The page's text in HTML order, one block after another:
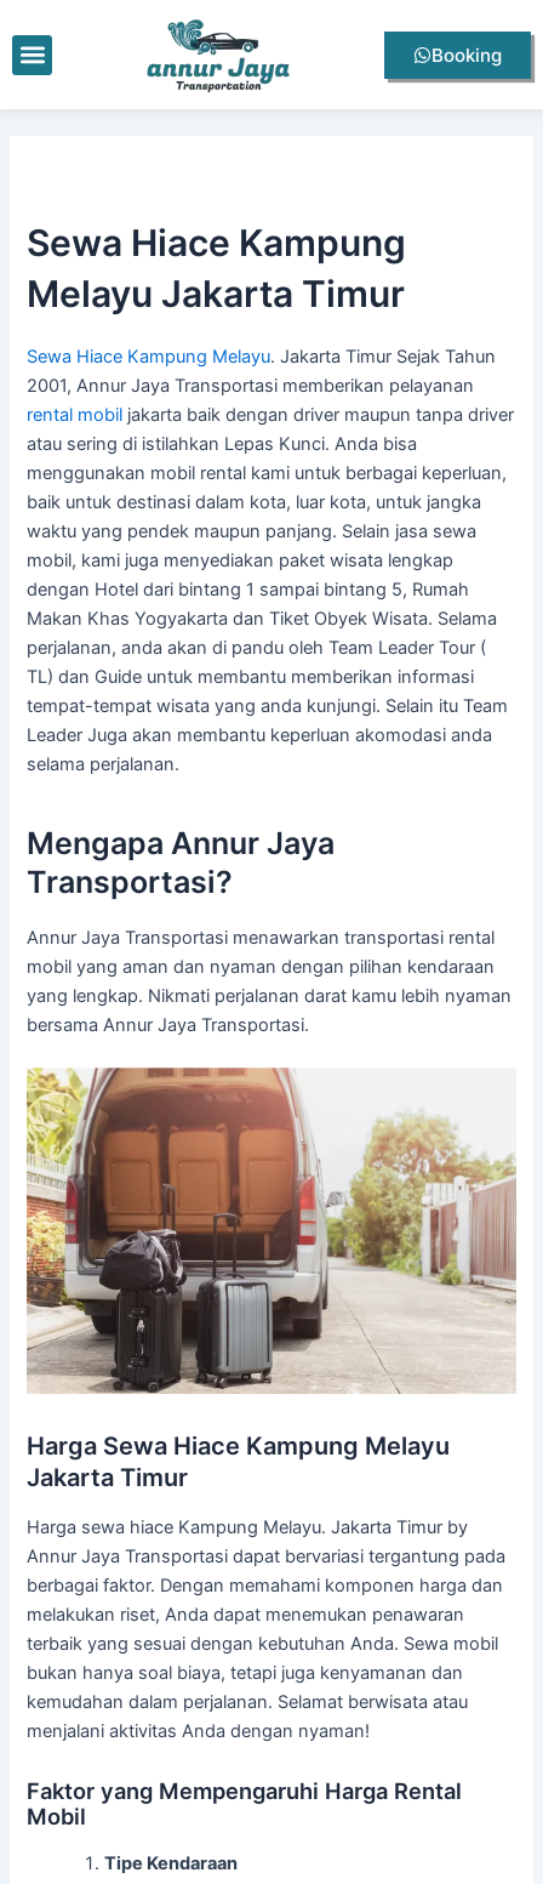
ke
konten
Menu Booking
Sewa Hiace Kampung
Melayu Jakarta Timur
Sewa Hiace Kampung Melayu. Jakarta Timur Sejak Tahun
2001, Annur Jaya Transportasi memberikan pelayanan
rental mobil jakarta baik dengan driver maupun tanpa driver
atau sering di istilahkan Lepas Kunci. Anda bisa
menggunakan mobil rental kami untuk berbagai keperluan,
baik untuk destinasi dalam kota, luar kota, untuk jangka
waktu yang pendek maupun panjang. Selain jasa sewa
mobil, kami juga menyediakan paket wisata lengkap
dengan Hotel dari bintang 1 sampai bintang 5, Rumah
Makan Khas Yogyakarta dan Tiket Obyek Wisata. Selama
perjalanan, anda akan di pandu oleh Team Leader Tour (
TL) dan Guide untuk membantu memberikan informasi
tempat-tempat wisata yang anda kunjungi. Selain itu Team
Leader Juga akan membantu keperluan akomodasi anda
selama perjalanan.
Mengapa Annur Jaya
Transportasi?
Annur Jaya Transportasi menawarkan transportasi rental
mobil yang aman dan nyaman dengan pilihan kendaraan
yang lengkap. Nikmati perjalanan darat kamu lebih nyaman
bersama Annur Jaya Transportasi.
Harga Sewa Hiace Kampung Melayu
Jakarta Timur
Harga sewa hiace Kampung Melayu. Jakarta Timur by
Annur Jaya Transportasi dapat bervariasi tergantung pada
berbagai faktor. Dengan memahami komponen harga dan
melakukan riset, Anda dapat menemukan penawaran
terbaik yang sesuai dengan kebutuhan Anda. Sewa mobil
bukan hanya soal biaya, tetapi juga kenyamanan dan
kemudahan dalam perjalanan. Selamat berwisata atau
menjalani aktivitas Anda dengan nyaman!
Faktor yang Mempengaruhi Harga Rental
Mobil
Tipe Kendaraan
navigation